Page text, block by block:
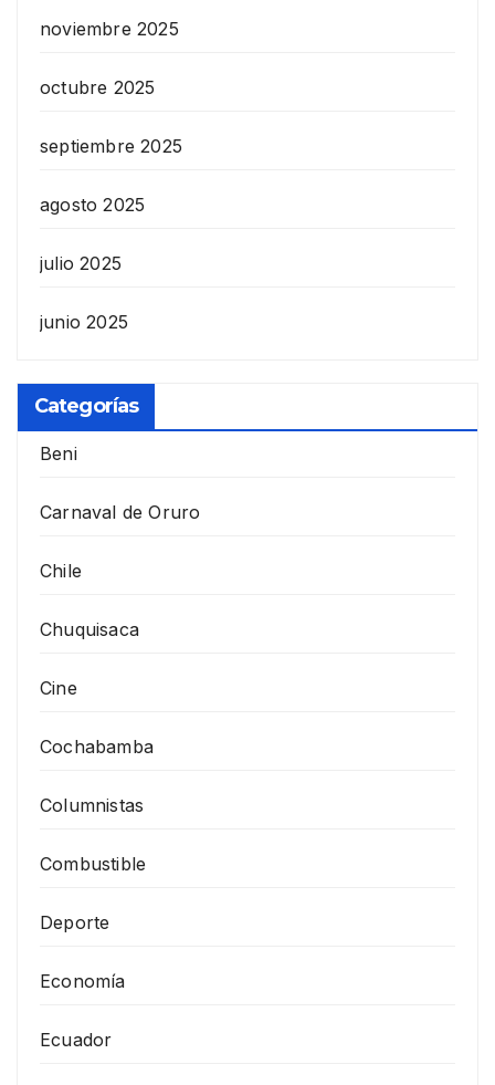
noviembre 2025
octubre 2025
septiembre 2025
agosto 2025
julio 2025
junio 2025
Categorías
Beni
Carnaval de Oruro
Chile
Chuquisaca
Cine
Cochabamba
Columnistas
Combustible
Deporte
Economía
Ecuador